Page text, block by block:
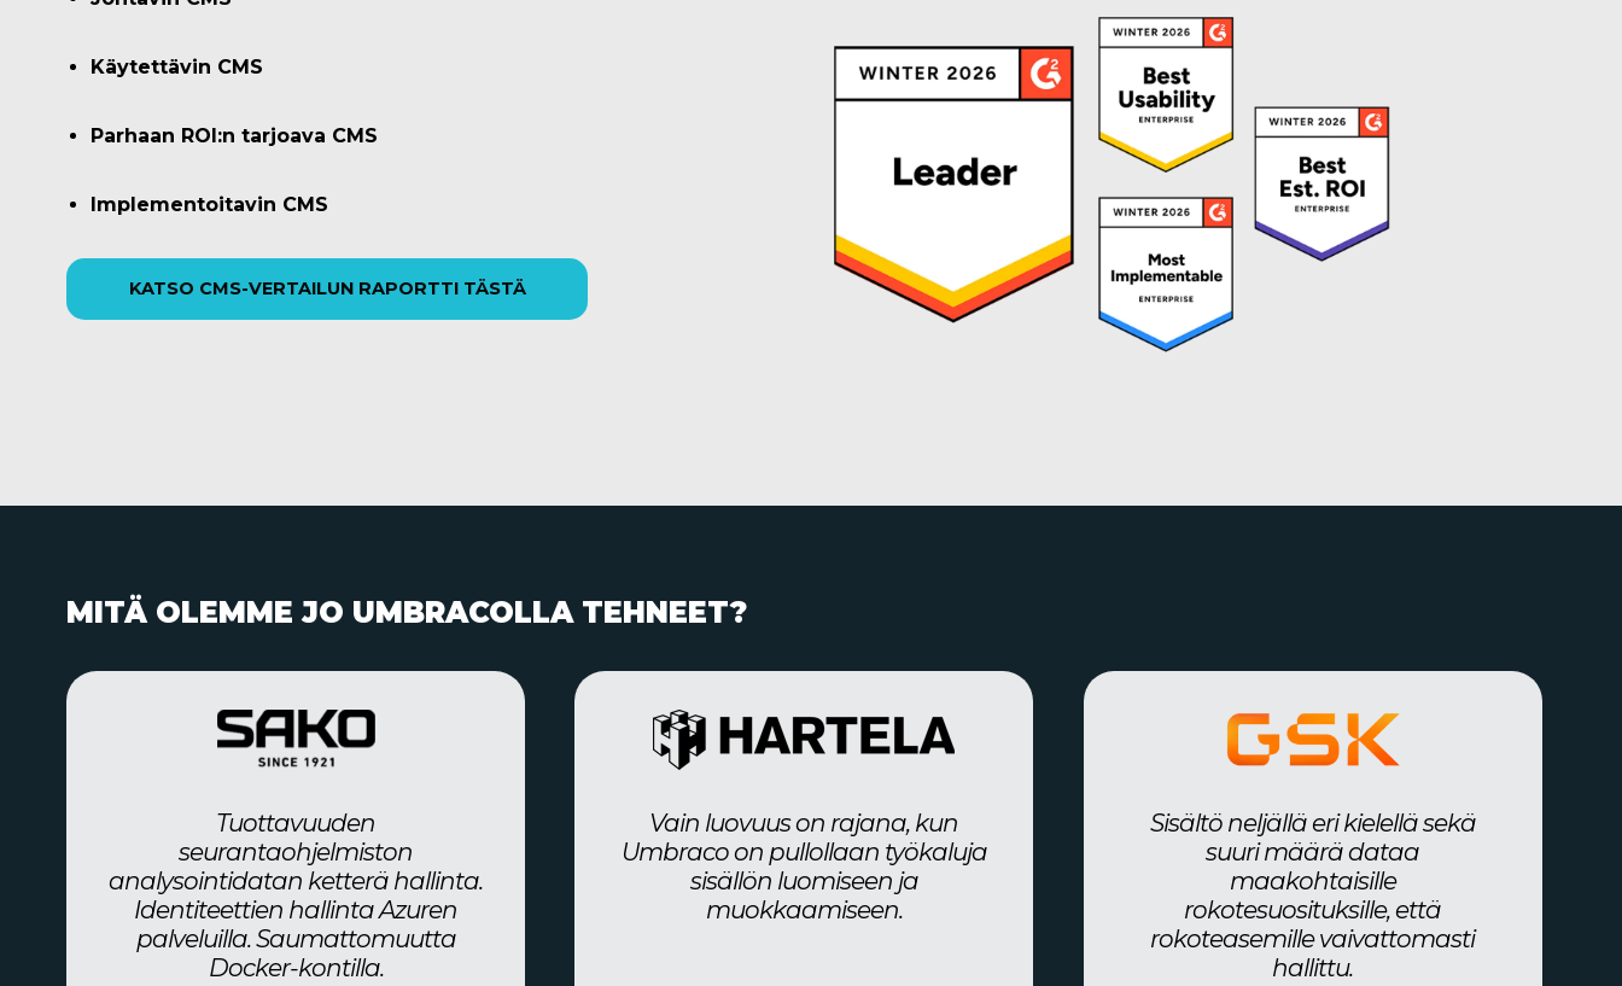
Käytettävin CMS
Parhaan ROI:n tarjoava CMS
Implementoitavin CMS
KATSO CMS-VERTAILUN RAPORTTI TÄSTÄ
MITÄ OLEMME JO UMBRACOLLA TEHNEET?
Tuottavuuden
seurantaohjelmiston
analysointidatan ketterä hallinta.
Identiteettien hallinta Azuren
palveluilla. Saumattomuutta
Docker-kontilla.
Vain luovuus on rajana, kun
Umbraco on pullollaan työkaluja
sisällön luomiseen ja
muokkaamiseen.
Sisältö neljällä eri kielellä sekä
suuri määrä dataa
maakohtaisille
rokotesuosituksille, että
rokoteasemille vaivattomasti
hallittu.